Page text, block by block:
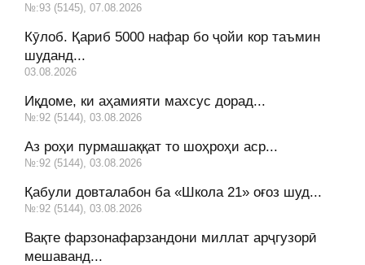
№:93 (5145), 07.08.2026
Кӯлоб. Қариб 5000 нафар бо ҷойи кор таъмин
шуданд...
03.08.2026
Иқдоме, ки аҳамияти махсус дорад...
№:92 (5144), 03.08.2026
Аз роҳи пурмашаққат то шоҳроҳи аср...
№:92 (5144), 03.08.2026
Қабули довталабон ба «Школа 21» оғоз шуд...
№:92 (5144), 03.08.2026
Вақте фарзонафарзандони миллат арҷгузорӣ
мешаванд...